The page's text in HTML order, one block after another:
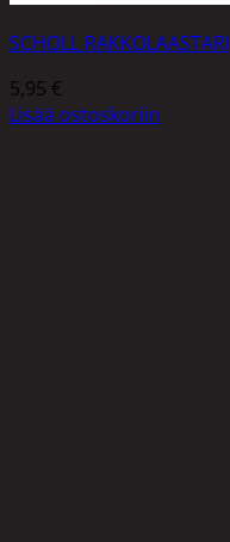
SCHOLL RAKKOLAASTARI
5,95 €
Lisää ostoskoriin